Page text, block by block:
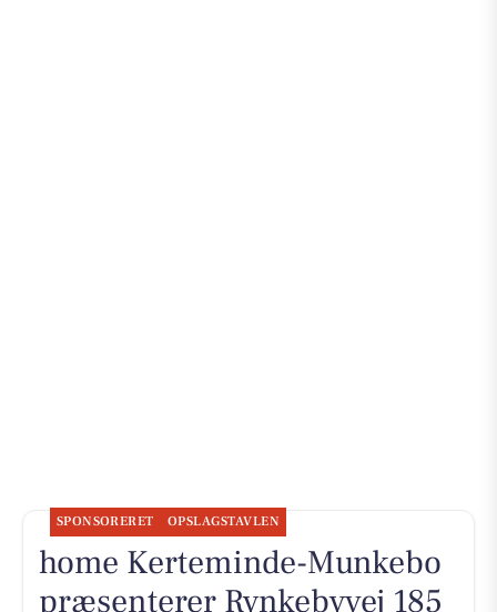
SPONSORERET OPSLAGSTAVLEN
home Kerteminde-Munkebo
præsenterer Rynkebyvej 185